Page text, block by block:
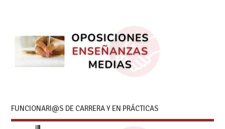
FUNCIONARI@S DE CARRERA Y EN PRÁCTICAS